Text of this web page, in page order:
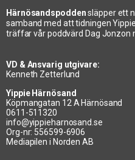
Härnösandspoddensläpper ett
samband med att tidningen
träffar vår poddvärd Dag Jonzon
VD & Ansvarig utgivare:
Kenneth Zetterlund
Yippie Härnösand
Köpmangatan 12 A Härnösand
0611-511320
info@yippieharnosand.se
Org-nr: 556599-6906
Mediapilen i Norden AB